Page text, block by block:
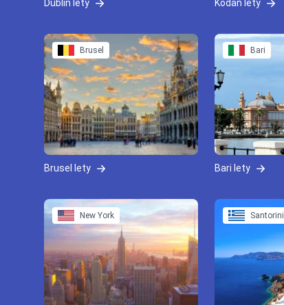
Dublin lety Kodaň lety
Brusel
Brusel lety
Bari
Bari lety
New York Santorini